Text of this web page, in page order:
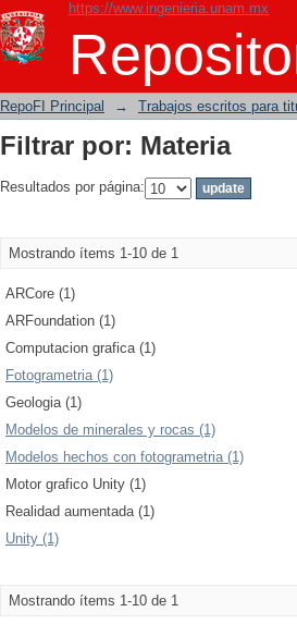
https://www.ingenieria.unam.mx
Filtrar por: Materia
RepoFI Principal → Trabajos escritos para
Filtrar por: Materia
Resultados por página:
Mostrando ítems 1-10 de 1
ARCore (1)
ARFoundation (1)
Computacion grafica (1)
Fotogrametria (1)
Geologia (1)
Modelos de minerales y rocas (1)
Modelos hechos con fotogrametria (1)
Motor grafico Unity (1)
Realidad aumentada (1)
Unity (1)
Mostrando ítems 1-10 de 1